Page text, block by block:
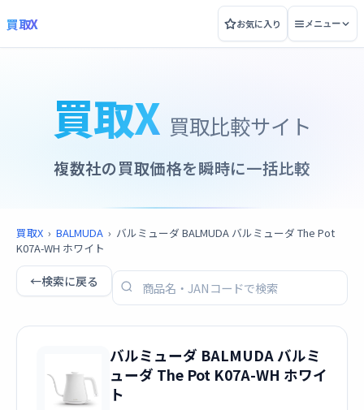
買取X お気に入り メニュー
買取X 買取比較サイト
複数社の買取価格を瞬時に一括比較
買取X › BALMUDA › バルミューダ BALMUDA バルミューダ The Pot
K07A-WH ホワイト
←検索に戻る
バルミューダ BALMUDA バルミ
ューダ The Pot K07A-WH ホワイ
ト